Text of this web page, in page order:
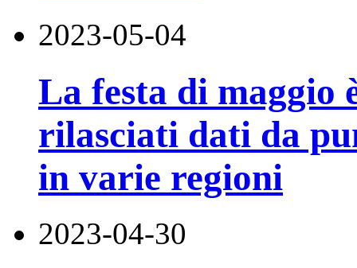
2023-05-04
La festa di maggio
rilasciati dati da
in varie regioni
2023-04-30